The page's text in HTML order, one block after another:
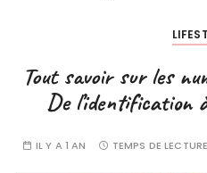
Tout savoir sur les
De l’identification
IL Y A 1 AN TEMPS DE